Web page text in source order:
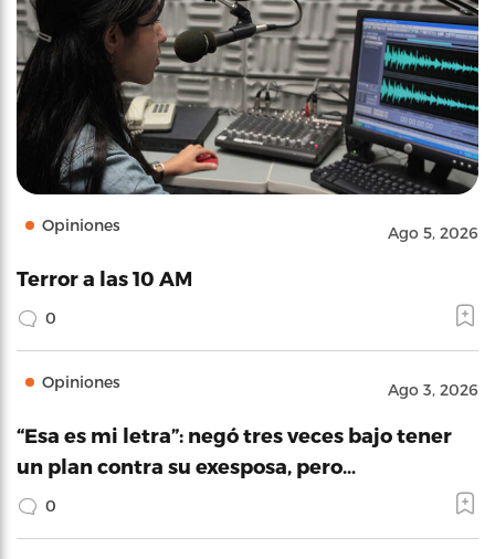
Opiniones Ago 5, 2026
Terror a las 10 AM
0
Opiniones Ago 3, 2026
“Esa es mi letra”: negó tres veces bajo tener
un plan contra su exesposa, pero…
0